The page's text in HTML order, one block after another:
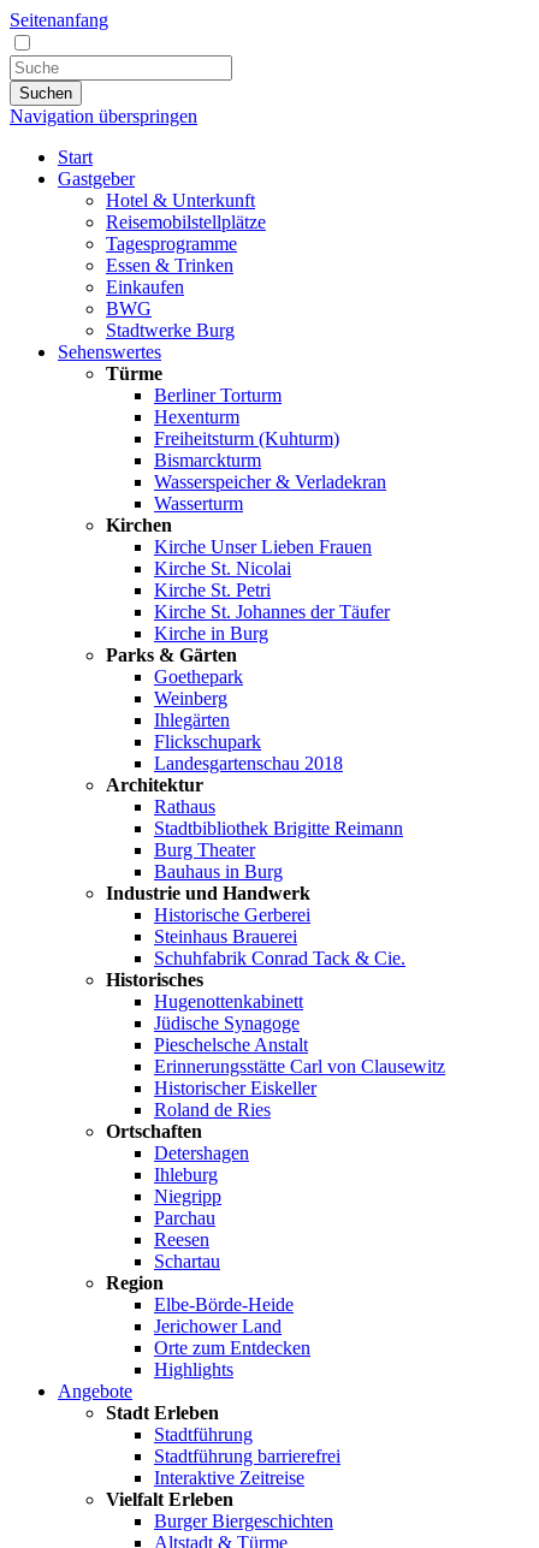
Seitenanfang
Suchen
Navigation überspringen
Start
Gastgeber
Hotel & Unterkunft
Reisemobilstellplätze
Tagesprogramme
Essen & Trinken
Einkaufen
BWG
Stadtwerke Burg
Sehenswertes
Türme
Berliner Torturm
Hexenturm
Freiheitsturm (Kuhturm)
Bismarckturm
Wasserspeicher & Verladekran
Wasserturm
Kirchen
Kirche Unser Lieben Frauen
Kirche St. Nicolai
Kirche St. Petri
Kirche St. Johannes der Täufer
Kirche in Burg
Parks & Gärten
Goethepark
Weinberg
Ihlegärten
Flickschupark
Landesgartenschau 2018
Architektur
Rathaus
Stadtbibliothek Brigitte Reimann
Burg Theater
Bauhaus in Burg
Industrie und Handwerk
Historische Gerberei
Steinhaus Brauerei
Schuhfabrik Conrad Tack & Cie.
Historisches
Hugenottenkabinett
Jüdische Synagoge
Pieschelsche Anstalt
Erinnerungsstätte Carl von Clausewitz
Historischer Eiskeller
Roland de Ries
Ortschaften
Detershagen
Ihleburg
Niegripp
Parchau
Reesen
Schartau
Region
Elbe-Börde-Heide
Jerichower Land
Orte zum Entdecken
Highlights
Angebote
Stadt Erleben
Stadtführung
Stadtführung barrierefrei
Interaktive Zeitreise
Vielfalt Erleben
Burger Biergeschichten
Altstadt & Türme